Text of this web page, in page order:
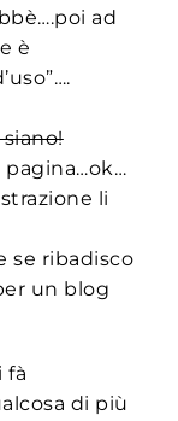
ad
è
pagina…ok…
li
se ribadisco
un blog
fà
di più